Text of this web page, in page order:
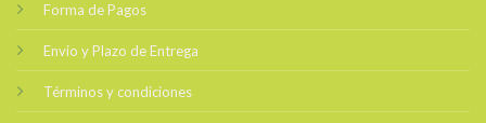
Forma de Pagos
Envio y Plazo de Entrega
Términos y condiciones